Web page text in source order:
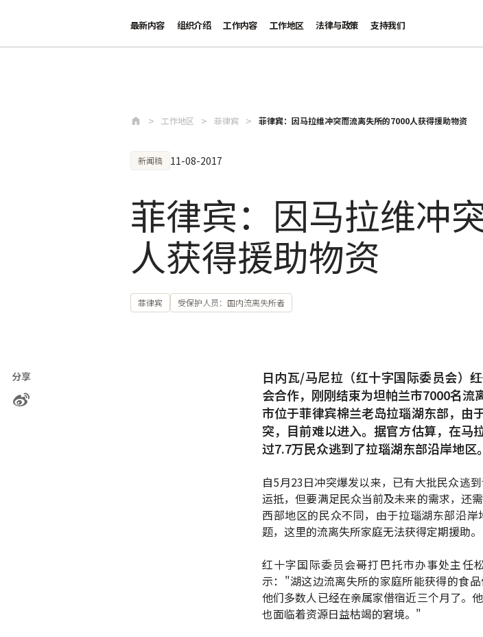
最新内容 组织介绍 工作内容 工作地区 法律与政策 支持我们
工作地区 菲律宾 菲律宾：因马拉维冲突而流离失所的7000人获得援助物资
新闻稿 11-08-2017
菲律宾：因马拉维冲
人获得援助物资
菲律宾 受保护人员：国内流离失所者
分享
日内瓦/马尼拉（红十字国际委员会）
会合作，刚刚结束为坦帕兰市7000名流
市位于菲律宾棉兰老岛拉瑙湖东部，由
突，目前难以进入。据官方估算，在马
过7.7万民众逃到了拉瑙湖东部沿岸地区。
自5月23日冲突爆发以来，已有大批民众逃
运抵，但要满足民众当前及未来的需求，还
西部地区的民众不同，由于拉瑙湖东部沿
题，这里的流离失所家庭无法获得定期援助。
红十字国际委员会哥打巴托市办事处主任
示："湖这边流离失所的家庭所能获得的食
他们多数人已经在亲属家借宿近三个月了。
也面临着资源日益枯竭的窘境。"